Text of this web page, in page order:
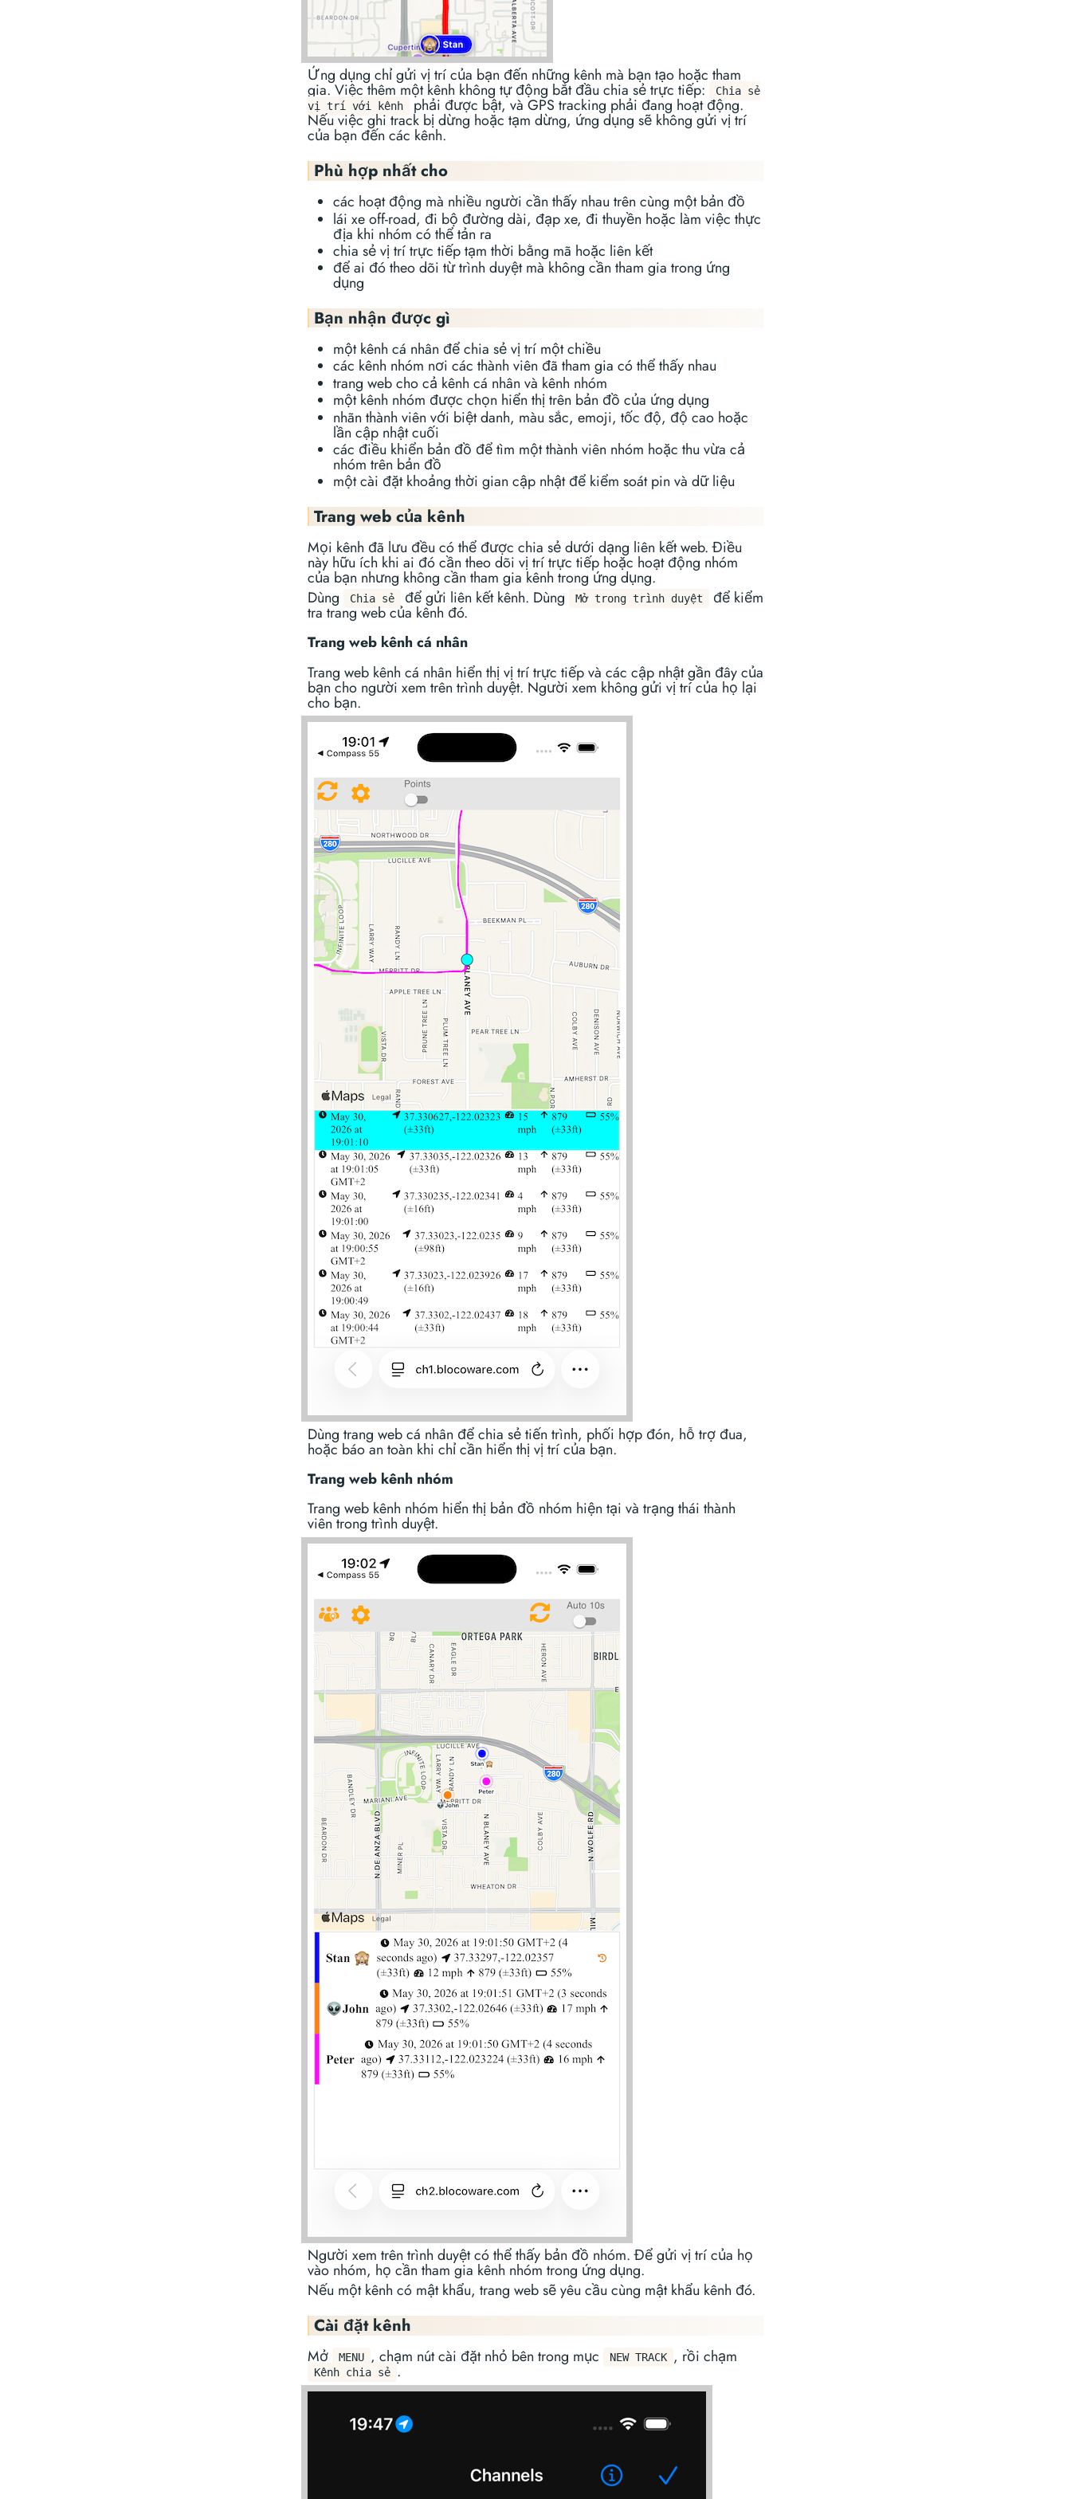
Ứng dụng chỉ gửi vị trí của bạn đến những kênh mà bạn tạo hoặc tham
gia. Việc thêm một kênh không tự động bắt đầu chia sẻ trực tiếp:
Chia sẻ
vị trí với kênh
phải được bật, và GPS tracking phải đang hoạt động.
Nếu việc ghi track bị dừng hoặc tạm dừng, ứng dụng sẽ không gửi vị trí
của bạn đến các kênh.
Phù hợp nhất cho
các hoạt động mà nhiều người cần thấy nhau trên cùng một bản đồ
lái xe off-road, đi bộ đường dài, đạp xe, đi thuyền hoặc làm việc thực
địa khi nhóm có thể tản ra
chia sẻ vị trí trực tiếp tạm thời bằng mã hoặc liên kết
để ai đó theo dõi từ trình duyệt mà không cần tham gia trong ứng
dụng
Bạn nhận được gì
một kênh cá nhân để chia sẻ vị trí một chiều
các kênh nhóm nơi các thành viên đã tham gia có thể thấy nhau
trang web cho cả kênh cá nhân và kênh nhóm
một kênh nhóm được chọn hiển thị trên bản đồ của ứng dụng
nhãn thành viên với biệt danh, màu sắc, emoji, tốc độ, độ cao hoặc
lần cập nhật cuối
các điều khiển bản đồ để tìm một thành viên nhóm hoặc thu vừa cả
nhóm trên bản đồ
một cài đặt khoảng thời gian cập nhật để kiểm soát pin và dữ liệu
Trang web của kênh
Mọi kênh đã lưu đều có thể được chia sẻ dưới dạng liên kết web. Điều
này hữu ích khi ai đó cần theo dõi vị trí trực tiếp hoặc hoạt động nhóm
của bạn nhưng không cần tham gia kênh trong ứng dụng.
Dùng
Chia sẻ để gửi liên kết kênh. Dùng Mở trong trình duyệt để kiểm
tra trang web của kênh đó.
Trang web kênh cá nhân
Trang web kênh cá nhân hiển thị vị trí trực tiếp và các cập nhật gần đây của
bạn cho người xem trên trình duyệt. Người xem không gửi vị trí của họ lại
cho bạn.
Dùng trang web cá nhân để chia sẻ tiến trình, phối hợp đón, hỗ trợ đua,
hoặc báo an toàn khi chỉ cần hiển thị vị trí của bạn.
Trang web kênh nhóm
Trang web kênh nhóm hiển thị bản đồ nhóm hiện tại và trạng thái thành
viên trong trình duyệt.
Người xem trên trình duyệt có thể thấy bản đồ nhóm. Để gửi vị trí của họ
vào nhóm, họ cần tham gia kênh nhóm trong ứng dụng.
Nếu một kênh có mật khẩu, trang web sẽ yêu cầu cùng mật khẩu kênh đó.
Cài đặt kênh
Mở MENU , chạm nút cài đặt nhỏ bên trong mục NEW TRACK , rồi chạm
Kênh chia sẻ .